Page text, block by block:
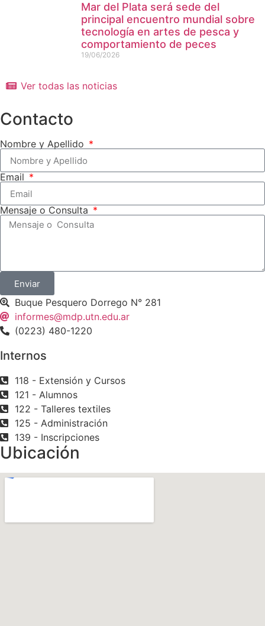
Mar del Plata será sede del
principal encuentro mundial sobre
tecnología en artes de pesca y
comportamiento de peces
19/06/2026
Ver todas las noticias
Contacto
Nombre y Apellido
Email
Mensaje o Consulta
Enviar
Buque Pesquero Dorrego N° 281
informes@mdp.utn.edu.ar
(0223) 480-1220
Internos
118 - Extensión y Cursos
121 - Alumnos
122 - Talleres textiles
125 - Administración
139 - Inscripciones
Ubicación